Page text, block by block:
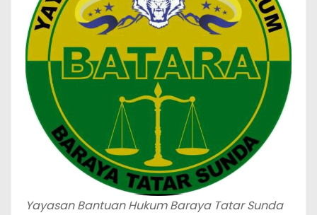
Yayasan Bantuan Hukum Baraya Tatar Sunda